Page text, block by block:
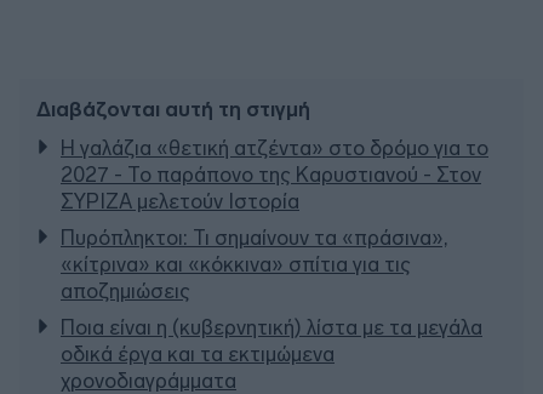
Διαβάζονται αυτή τη στιγμή
Η γαλάζια «θετική ατζέντα» στο δρόμο για το
2027 - Το παράπονο της Καρυστιανού - Στον
ΣΥΡΙΖΑ μελετούν Ιστορία
Πυρόπληκτοι: Τι σημαίνουν τα «πράσινα»,
«κίτρινα» και «κόκκινα» σπίτια για τις
αποζημιώσεις
Ποια είναι η (κυβερνητική) λίστα με τα μεγάλα
οδικά έργα και τα εκτιμώμενα
χρονοδιαγράμματα